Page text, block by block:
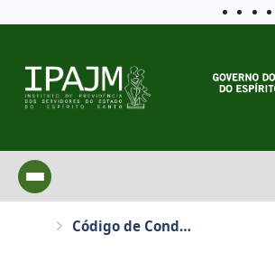
Código de Conduta Ética